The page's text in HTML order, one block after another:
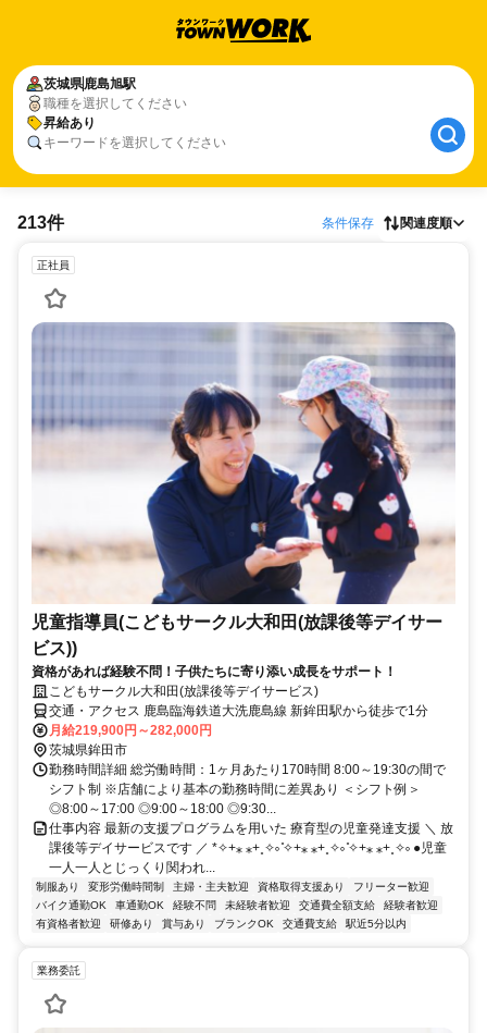
茨城県鹿島旭駅
職種を選択してください
昇給あり
キーワードを選択してください
213件 条件保存 関連度順
正社員
児童指導員(こどもサークル大和田(放課後等デイサー
ビス))
資格があれば経験不問！子供たちに寄り添い成長をサポート！
こどもサークル大和田(放課後等デイサービス)
交通・アクセス 鹿島臨海鉄道大洗鹿島線 新鉾田駅から徒歩で1分
月給219,900円～282,000円
茨城県鉾田市
勤務時間詳細 総労働時間：1ヶ月あたり170時間 8:00～19:30の間で
シフト制 ※店舗により基本の勤務時間に差異あり ＜シフト例＞
◎8:00～17:00 ◎9:00～18:00 ◎9:30...
仕事内容 最新の支援プログラムを用いた 療育型の児童発達支援 ＼ 放
課後等デイサービスです ／ *✧+⁎ ⁎+˳✧༚ ̊✧+⁎ ⁎+˳✧༚ ̊✧+⁎ ⁎+˳✧༚ ●児童
一人一人とじっくり関われ...
制服あり 変形労働時間制 主婦・主夫歓迎 資格取得支援あり
フリーター歓迎
バイク通勤OK
車通勤OK 経験不問 未経験者歓迎 交通費全額支給
経験者歓迎
有資格者歓迎
研修あり 賞与あり ブランクOK 交通費支給 駅近5分以内
業務委託